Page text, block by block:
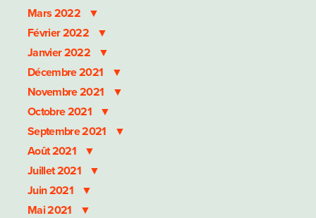
Mars 2022
Février 2022
Janvier 2022
Décembre 2021
Novembre 2021
Octobre 2021
Septembre 2021
Août 2021
Juillet 2021
Juin 2021
Mai 2021